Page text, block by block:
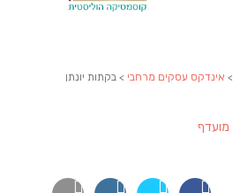
> אינדקס עסקים מרחבי > בקתות יונתן
מועדף